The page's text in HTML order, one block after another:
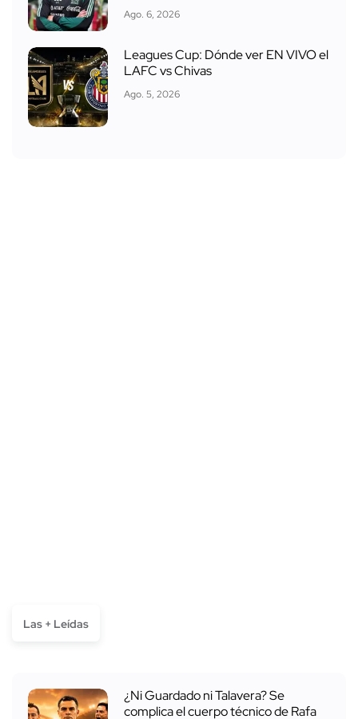
Ago. 6, 2026
Leagues Cup: Dónde ver EN VIVO el
LAFC vs Chivas
Ago. 5, 2026
Las + Leídas
¿Ni Guardado ni Talavera? Se
complica el cuerpo técnico de Rafa